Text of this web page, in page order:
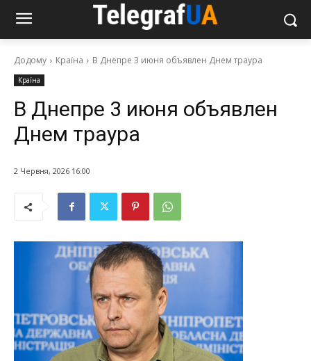
Додому Країна В Днепре 3 июня объявлен Днем траура
Країна
В Днепре 3 июня объявлен
Днем траура
2 Червня, 2026 16:00